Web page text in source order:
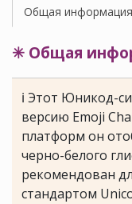
Общая информация
✳ Общая
ℹ Этот Юникод-
версию Emoji
платформ он
черно-белого
рекомендован
стандартом